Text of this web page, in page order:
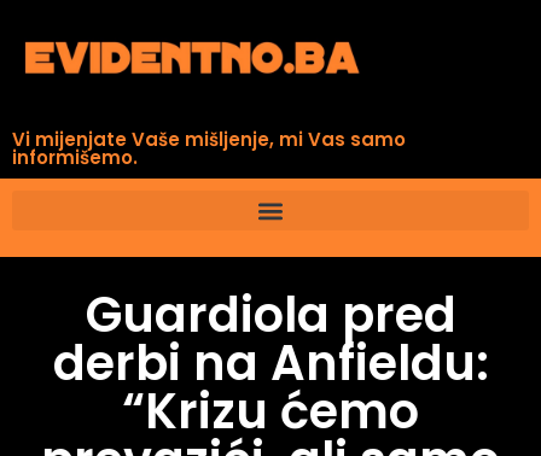
Vi mijenjate Vaše mišljenje, mi Vas samo
informišemo.
Guardiola pred
derbi na Anfieldu:
“Krizu ćemo